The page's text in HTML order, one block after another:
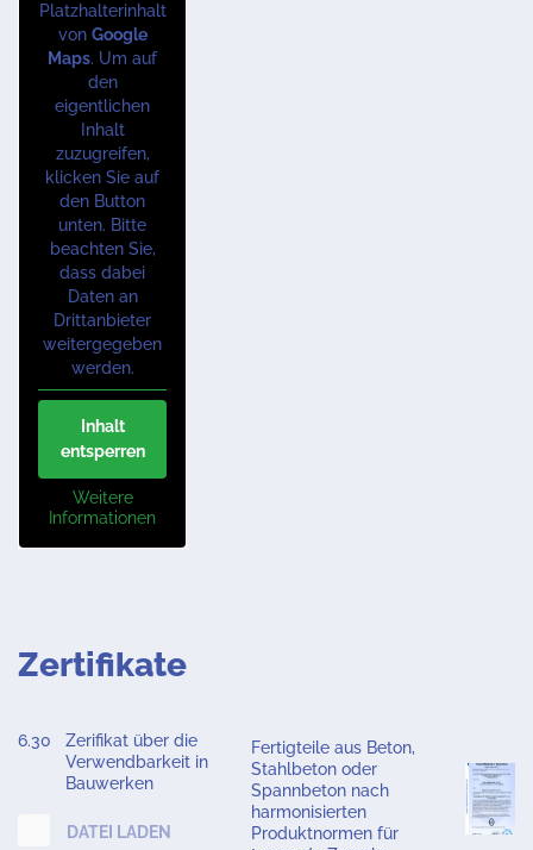
Platzhalterinhalt
von Google
Maps. Um auf
den
eigentlichen
Inhalt
zuzugreifen,
klicken Sie auf
den Button
unten. Bitte
beachten Sie,
dass dabei
Daten an
Drittanbieter
weitergegeben
werden.
Inhalt
entsperren
Weitere
Informationen
Zertifikate
6.30
Zerifikat über die
Verwendbarkeit in
Bauwerken
DATEI LADEN
Fertigteile aus Beton,
Stahlbeton oder
Spannbeton nach
harmonisierten
Produktnormen für